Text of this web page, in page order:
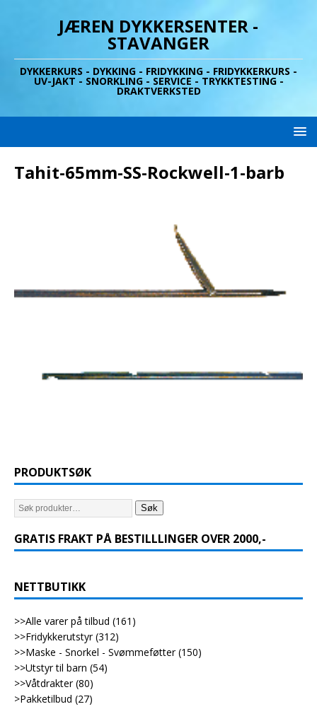
JÆREN DYKKERSENTER -
STAVANGER
DYKKERKURS - DYKKING - FRIDYKKING - FRIDYKKERKURS -
UV-JAKT - SNORKLING - SERVICE - TRYKKTESTING -
DRAKTVERKSTED
Tahit-65mm-SS-Rockwell-1-barb
PRODUKTSØK
Søk
GRATIS FRAKT PÅ BESTILLLINGER OVER 2000,-
NETTBUTIKK
>>Alle varer på tilbud (161)
>>Fridykkerutstyr (312)
>>Maske - Snorkel - Svømmeføtter (150)
>>Utstyr til barn (54)
>>Våtdrakter (80)
>Pakketilbud (27)